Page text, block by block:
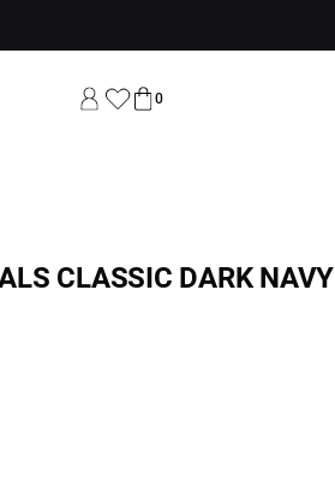
0
CLASSIC DARK NAVY